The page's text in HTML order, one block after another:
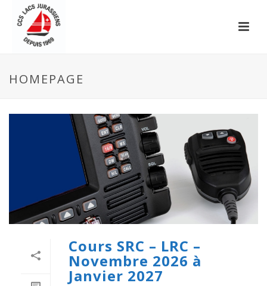
HOMEPAGE
Cours SRC – LRC –
Novembre 2026 à
Janvier 2027